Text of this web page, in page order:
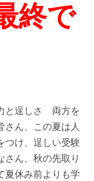
終で
と逞しさ 両方を
さん、この夏は人
つけ、逞しい受験
さん、秋の先取り
夏休み前よりも学